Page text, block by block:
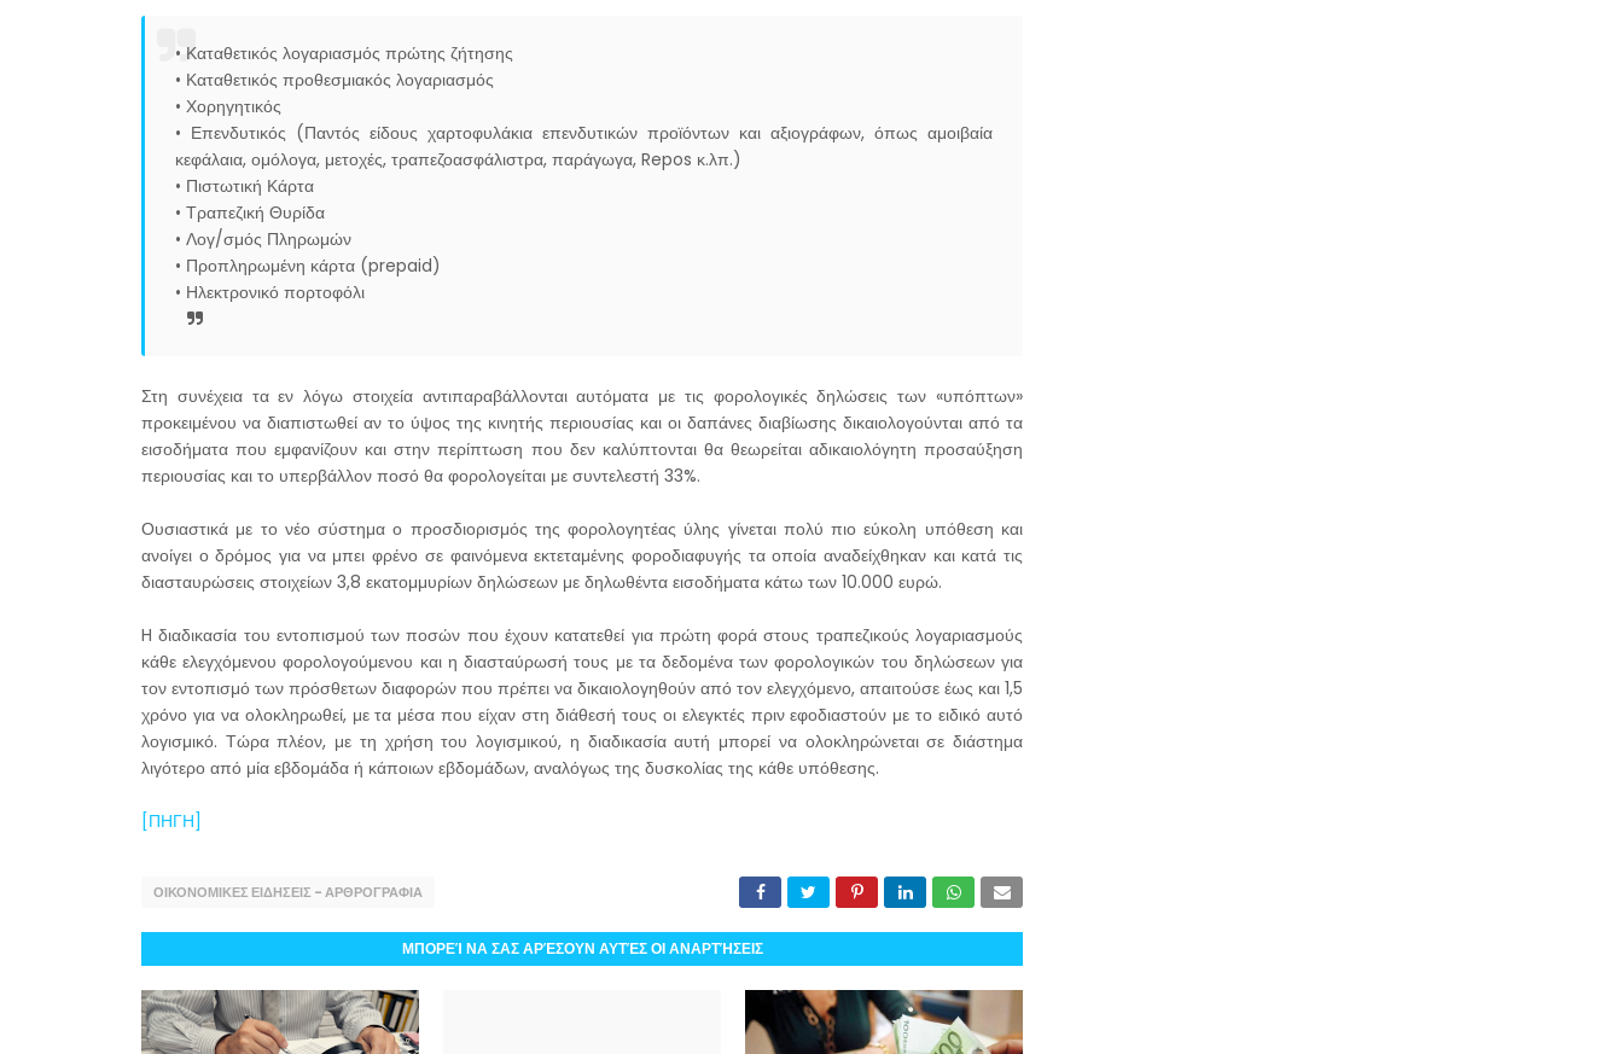
• Καταθετικός λογαριασμός πρώτης ζήτησης
• Καταθετικός προθεσμιακός λογαριασμός
• Χορηγητικός
• Επενδυτικός (Παντός είδους χαρτοφυλάκια επενδυτικών προϊόντων και αξιογράφων, όπως αμοιβαία
κεφάλαια, ομόλογα, μετοχές, τραπεζοασφάλιστρα, παράγωγα, Repos κ.λπ.)
• Πιστωτική Κάρτα
• Τραπεζική Θυρίδα
• Λογ/σμός Πληρωμών
• Προπληρωμένη κάρτα (prepaid)
• Ηλεκτρονικό πορτοφόλι
Στη συνέχεια τα εν λόγω στοιχεία αντιπαραβάλλονται αυτόματα με τις φορολογικές δηλώσεις των «υπόπτων»
προκειμένου να διαπιστωθεί αν το ύψος της κινητής περιουσίας και οι δαπάνες διαβίωσης δικαιολογούνται από τα
εισοδήματα που εμφανίζουν και στην περίπτωση που δεν καλύπτονται θα θεωρείται αδικαιολόγητη προσαύξηση
περιουσίας και το υπερβάλλον ποσό θα φορολογείται με συντελεστή 33%.
Ουσιαστικά με το νέο σύστημα ο προσδιορισμός της φορολογητέας ύλης γίνεται πολύ πιο εύκολη υπόθεση και
ανοίγει ο δρόμος για να μπει φρένο σε φαινόμενα εκτεταμένης φοροδιαφυγής τα οποία αναδείχθηκαν και κατά τις
διασταυρώσεις στοιχείων 3,8 εκατομμυρίων δηλώσεων με δηλωθέντα εισοδήματα κάτω των 10.000 ευρώ.
H διαδικασία του εντοπισμού των ποσών που έχουν κατατεθεί για πρώτη φορά στους τραπεζικούς λογαριασμούς
κάθε ελεγχόμενου φορολογούμενου και η διασταύρωσή τους με τα δεδομένα των φορολογικών του δηλώσεων για
τον εντοπισμό των πρόσθετων διαφορών που πρέπει να δικαιολογηθούν από τον ελεγχόμενο, απαιτούσε έως και 1,5
χρόνο για να ολοκληρωθεί, με τα μέσα που είχαν στη διάθεσή τους οι ελεγκτές πριν εφοδιαστούν με το ειδικό αυτό
λογισμικό. Τώρα πλέον, με τη χρήση του λογισμικού, η διαδικασία αυτή μπορεί να ολοκληρώνεται σε διάστημα
λιγότερο από μία εβδομάδα ή κάποιων εβδομάδων, αναλόγως της δυσκολίας της κάθε υπόθεσης.
[ΠΗΓΗ]
ΟΙΚΟΝΟΜΙΚΕΣ ΕΙΔΗΣΕΙΣ - ΑΡΘΡΟΓΡΑΦΙΑ
ΜΠΟΡΕΊ ΝΑ ΣΑΣ ΑΡΈΣΟΥΝ ΑΥΤΈΣ ΟΙ ΑΝΑΡΤΉΣΕΙΣ